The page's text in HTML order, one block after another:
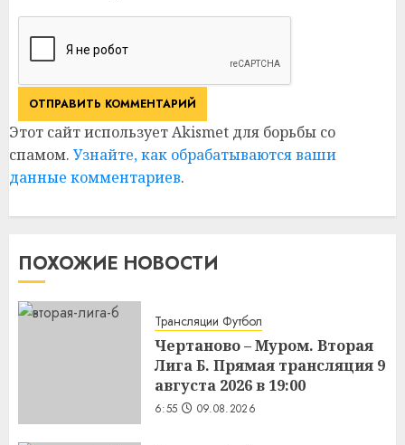
Этот сайт использует Akismet для борьбы со
спамом. Узнайте, как обрабатываются ваши
данные комментариев.
ПОХОЖИЕ НОВОСТИ
Трансляции Футбол
Чертаново – Муром. Вторая
Лига Б. Прямая трансляция 9
августа 2026 в 19:00
6:55 09.08.2026